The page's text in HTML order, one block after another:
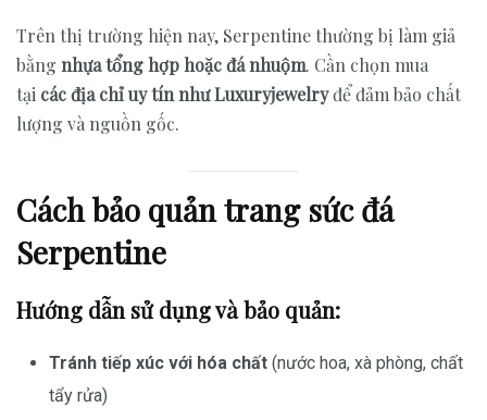
Trên thị trường hiện nay, Serpentine thường bị làm giả
bằng nhựa tổng hợp hoặc đá nhuộm. Cần chọn mua
tại các địa chỉ uy tín như Luxuryjewelryđể đảm bảo chất
lượng và nguồn gốc.
Cách bảo quản trang sức đá
Serpentine
Hướng dẫn sử dụng và bảo quản:
Tránh tiếp xúc với hóa chất (nước hoa, xà phòng, chất
tẩy rửa)